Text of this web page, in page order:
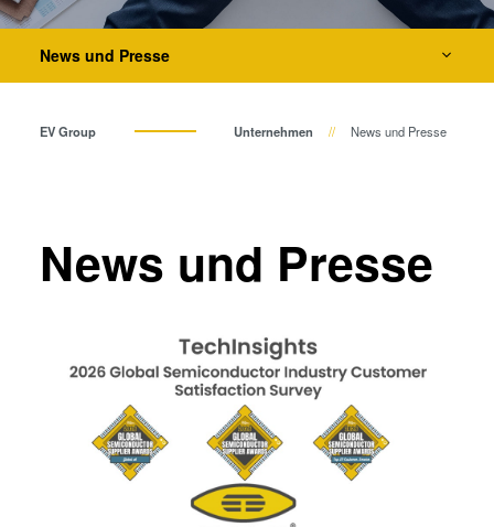
Fotolackverarbeitung
Temporäres Bonden und De-
Bonden
Hybrid- und Fusionsbonden
ComBond® Technologie
Metrologie
News und Presse
EV Group Unternehmen News und Presse
News und Presse